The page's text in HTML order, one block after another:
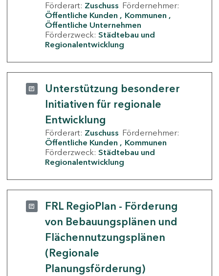
Förderart: Zuschuss Fördernehmer:
Öffentliche Kunden
Kommunen
Öffentliche Unternehmen
Förderzweck: Städtebau und
Regionalentwicklung
Unterstützung besonderer
Initiativen für regionale
Entwicklung
Förderart: Zuschuss Fördernehmer:
Öffentliche Kunden
Kommunen
Förderzweck: Städtebau und
Regionalentwicklung
FRL RegioPlan - Förderung
von Bebauungsplänen und
Flächennutzungsplänen
(Regionale
Planungsförderung)